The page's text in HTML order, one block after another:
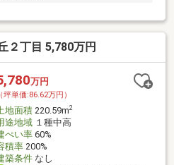
２丁目 5,780万円
万円
（坪単価:86.62万円）
地面積220.59m2
途地域１種中高
ぺい率60%
積率200%
築条件なし